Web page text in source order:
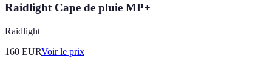
Raidlight Cape de pluie MP+
Raidlight
160 EURVoir le prix